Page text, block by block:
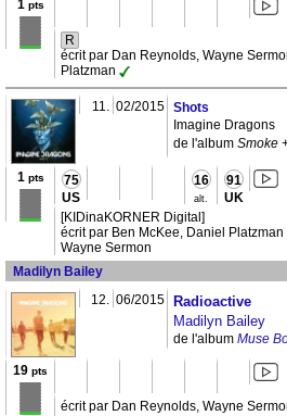
1 pts
R
écrit par Dan Reynolds, Wayne
Platzman
11. 02/2015 Shots
Imagine Dragons
de l'album Smoke
1 pts 75
US
16
alt.
91
UK
[KIDinaKORNER Digital]
écrit par Ben McKee, Daniel Platzman
Wayne Sermon
Madilyn Bailey
12. 06/2015
Radioactive
Madilyn Bailey
de l'album Muse
19 pts
écrit par Dan Reynolds, Wayne